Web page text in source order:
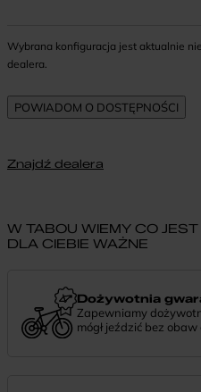
Wybrana konfiguracja jest aktualnie
dealera.
Znajdź dealera
W TABOU WIEMY CO JEST
DLA CIEBIE WAŻNE
Dożywotnia
Zapewniamy
mógł jeździć bez obaw